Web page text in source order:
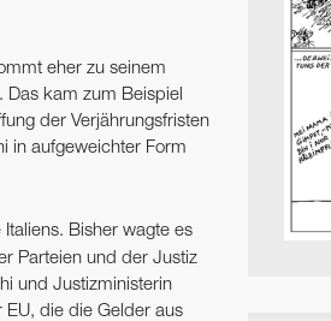
eher zu seinem
Das kam zum Beispiel
der Verjährungsfristen
in aufgeweichter Form
Bisher wagte es
Parteien und der Justiz
und Justizministerin
EU, die die Gelder aus